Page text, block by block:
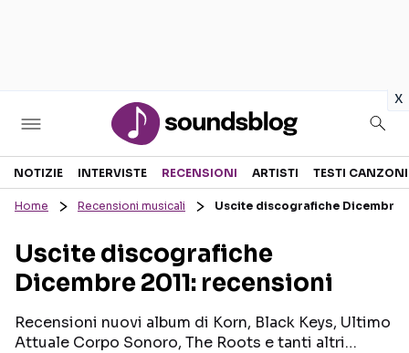
x
Sezioni
RECENSIONI MUSICALI
INTERVISTE
GOSSIP E CURIOSITÀ
TESTI CANZONI
TOUR ED EVENTI
TALENT SHOW
NOTIZIE INTERVISTE RECENSIONI ARTISTI TESTI CANZONI
Home Recensioni musicali Uscite discografiche Dicembre
Uscite discografiche
Dicembre 2011: recensioni
Recensioni nuovi album di Korn, Black Keys, Ultimo
Attuale Corpo Sonoro, The Roots e tanti altri…